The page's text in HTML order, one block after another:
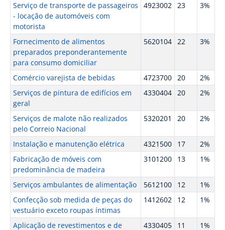
Serviço de transporte de passageiros
- locação de automóveis com
motorista
4923002 23 3%
Fornecimento de alimentos
preparados preponderantemente
para consumo domiciliar
5620104 22 3%
Comércio varejista de bebidas 4723700 20
2%
Serviços de pintura de edifícios em
geral
4330404 20 2%
Serviços de malote não realizados
pelo Correio Nacional
5320201 20 2%
Instalação e manutenção elétrica 4321500 17
2%
Fabricação de móveis com
predominância de madeira
3101200 13 1%
Serviços ambulantes de alimentação 5612100 12
1%
Confecção sob medida de peças do
vestuário exceto roupas íntimas
1412602 12 1%
Aplicação de revestimentos e de 4330405 11 1%